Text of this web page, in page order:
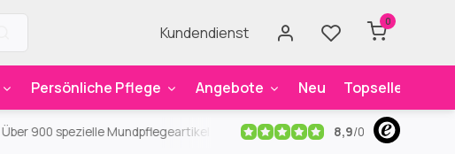
Kundendienst
0
Persönliche Pflege Angebote Neu Topseller
Über 900 spezielle Mundpflegeartikel Kostenloser Versandab 59€
8,9/0